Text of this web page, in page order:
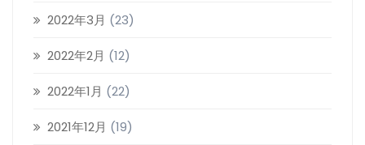
2022年3月 (23)
2022年2月 (12)
2022年1月 (22)
2021年12月 (19)